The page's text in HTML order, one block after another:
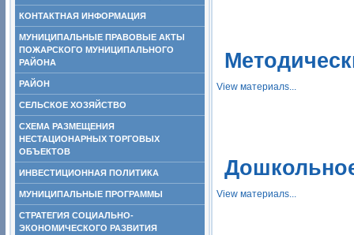
КОНТАКТНАЯ ИНФОРМАЦИЯ
МУНИЦИПАЛЬНЫЕ ПРАВОВЫЕ АКТЫ
ПОЖАРСКОГО МУНИЦИПАЛЬНОГО
РАЙОНА
РАЙОН
СЕЛЬСКОЕ ХОЗЯЙСТВО
СХЕМА РАЗМЕЩЕНИЯ
НЕСТАЦИОНАРНЫХ ТОРГОВЫХ
ОБЪЕКТОВ
ИНВЕСТИЦИОННАЯ ПОЛИТИКА
МУНИЦИПАЛЬНЫЕ ПРОГРАММЫ
СТРАТЕГИЯ СОЦИАЛЬНО-
ЭКОНОМИЧЕСКОГО РАЗВИТИЯ
View материалs...
View материалs...